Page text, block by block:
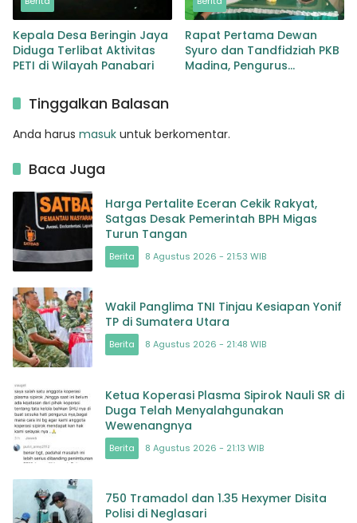
Kepala Desa Beringin Jaya
Diduga Terlibat Aktivitas
PETI di Wilayah Panabari
Rapat Pertama Dewan
Syuro dan Tandfidziah PKB
Madina, Pengurus
Tinggalkan Balasan
Anda harus masuk untuk berkomentar.
Baca Juga
Harga Pertalite Eceran Cekik Rakyat,
Satgas Desak Pemerintah BPH Migas
Turun Tangan
Berita 8 Agustus 2026 - 21:53 WIB
Wakil Panglima TNI Tinjau Kesiapan Yonif
TP di Sumatera Utara
Berita 8 Agustus 2026 - 21:48 WIB
Ketua Koperasi Plasma Sipirok Nauli SR di
Duga Telah Menyalahgunakan
Wewenangnya
Berita 8 Agustus 2026 - 21:13 WIB
750 Tramadol dan 1.35 Hexymer Disita
Polisi di Neglasari